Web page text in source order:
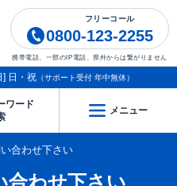
フリーコール
0800-123-2255
携帯電話、一部のIP電話、県外からは繋がりません
日・祝 （サポート受付 年中無休）
ワード
メニュー
合わせ下さい